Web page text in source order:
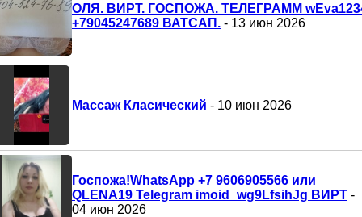
ОЛЯ. ВИРТ. ГОСПОЖА. ТЕЛЕГРАММ
+79045247689 ВАТСАП. - 13 июн 2026
Массаж Класический - 10 июн 2026
Госпожа!WhatsApp +7 9606905566 или
QLENA19 Telegram imoid_wg9LfsihJg ВИРТ -
04 июн 2026